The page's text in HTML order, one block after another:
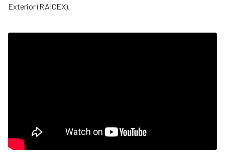
Exterior (RAICEX).